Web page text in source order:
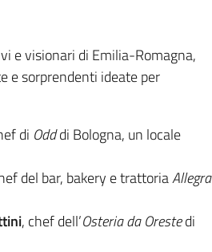
e visionari di Emilia-Romagna,
e sorprendenti ideate per
di Odddi Bologna, un locale
del bar, bakery e trattoriaAllegra
, chef dell’Osteria da Orestedi